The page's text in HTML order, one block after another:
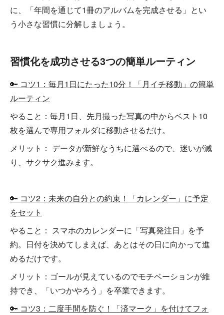
に、「年間を通じて1冊のアルバムを完成させる」とい
う小さな習慣に分解しましょう。
習慣化を成功させる3つの簡単ルーティン
🔑 コツ1：毎月1日にたった10分！「月イチ移動」の簡単
ルーティン
やること：毎月1日、先月撮った写真の中からベスト10
枚を選んで専用フォルダに移動させるだけ。
メリット： データが新鮮なうちに選べるので、迷いが減
り、サクサク進みます。
🔑 コツ2：未来の自分との約束！「カレンダー」に予定
をセット
やること： スマホのカレンダーに「写真発注日」を予
約。日付を決めてしまえば、あとはその日に向かって進
めるだけです。
メリット：ゴールが見えているのでモチベーションが維
持でき、「いつかやろう」を卒業できます。
🔑 コツ3：二度手間を防ぐ！「済マーク」を付けてフォ